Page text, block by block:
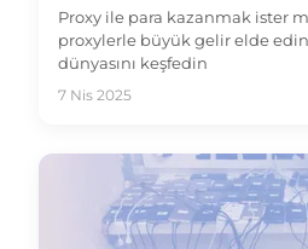
Proxy ile para kazanmak ister
proxylerle büyük gelir elde
dünyasını keşfedin
7 Nis 2025